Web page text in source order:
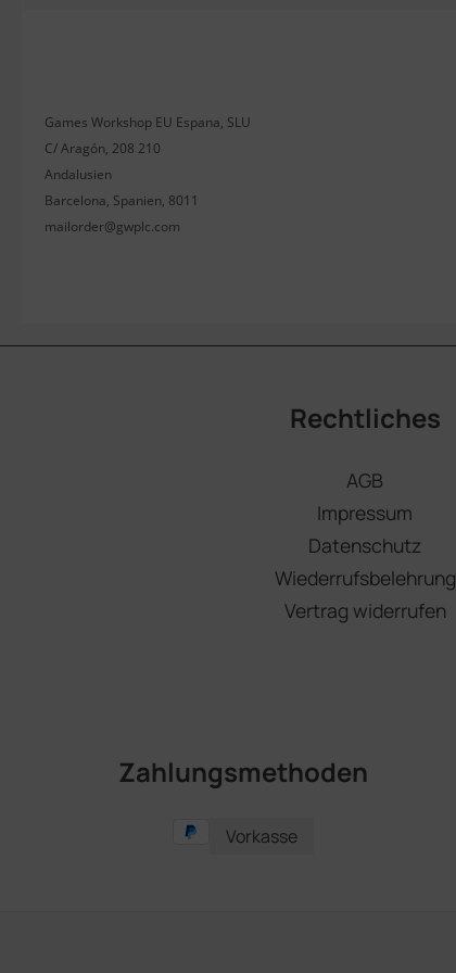
Games Workshop EU Espana, SLU
C/ Aragón, 208 210
Andalusien
Barcelona, Spanien, 8011
mailorder@gwplc.com
Rechtliches
AGB
Impressum
Datenschutz
Wiederrufsbelehrung
Vertrag widerrufen
Zahlungsmethoden
Vorkasse